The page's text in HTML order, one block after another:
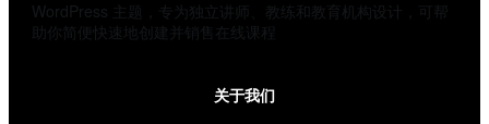
WordPress 主题，专为独立讲师、教练和教育机构设计，可帮
助你简便快速地创建并销售在线课程
关于我们